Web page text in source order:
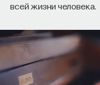
всей жизни человека.